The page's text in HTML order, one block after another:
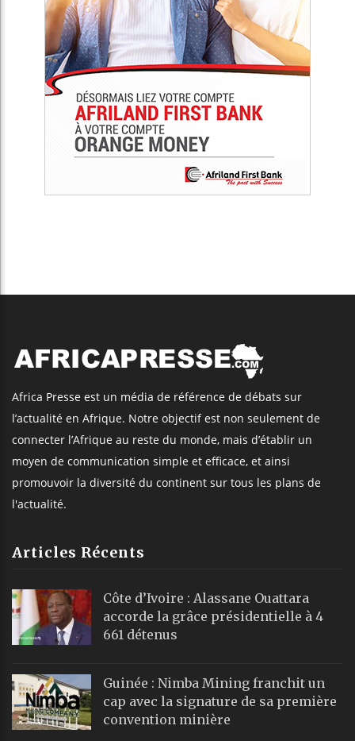
Africa Presse est un média de référence de débats sur
l’actualité en Afrique. Notre objectif est non seulement de
connecter l’Afrique au reste du monde, mais d’établir un
moyen de communication simple et efficace, et ainsi
promouvoir la diversité du continent sur tous les plans de
l'actualité.
Articles Récents
Côte d’Ivoire : Alassane Ouattara
accorde la grâce présidentielle à 4
661 détenus
Guinée : Nimba Mining franchit un
cap avec la signature de sa première
convention minière